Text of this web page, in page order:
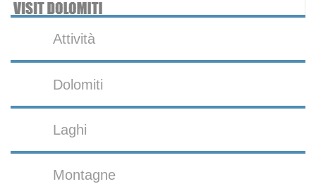
Attività
Dolomiti
Laghi
Montagne